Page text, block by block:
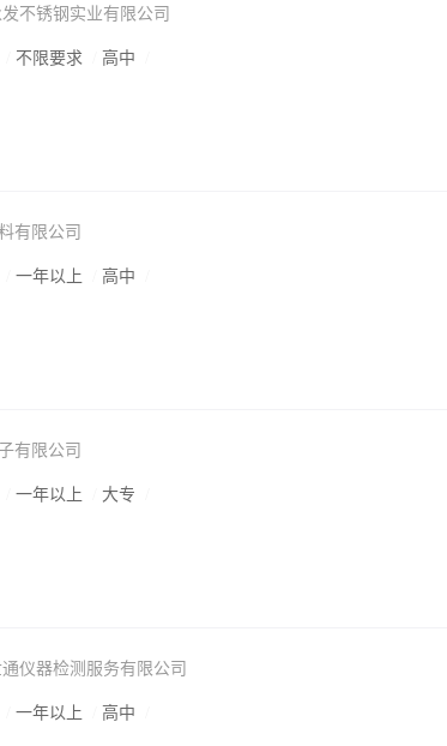
不锈钢实业有限公司
不限要求 高中
有限公司
一年以上 高中
有限公司
一年以上 大专
仪器检测服务有限公司
一年以上 高中